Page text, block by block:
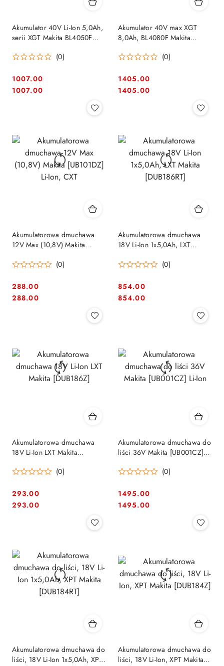
Akumulator 40V Li-Ion 5,0Ah,
serii XGT Makita BL4050F
(0)
Cena:
1007.00
Cena:
1007.00
Akumulator 40V max XGT
8,0Ah, BL4080F Makita
(0)
Cena:
1405.00
Cena:
1405.00
Akumulatorowa dmuchawa
12V Max (10,8V) Makita
(0)
Cena:
288.00
Cena:
288.00
Akumulatorowa dmuchawa
18V Li-Ion 1x5,0Ah, LXT
(0)
Cena:
854.00
Cena:
854.00
Akumulatorowa dmuchawa
18V Li-Ion LXT Makita
(0)
Cena:
293.00
Cena:
293.00
Akumulatorowa dmuchawa do
liści 36V Makita [UB001CZ]
(0)
Cena:
1495.00
Cena:
1495.00
Akumulatorowa dmuchawa do
liści, 18V Li-Ion 1x5,0Ah, XPT
Akumulatorowa dmuchawa do
liści, 18V Li-Ion, XPT Makita